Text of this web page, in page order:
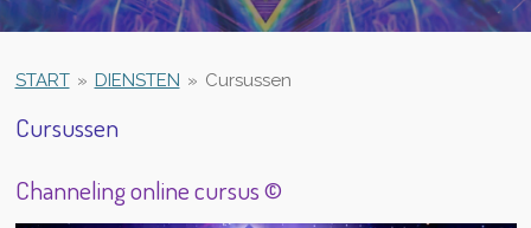
START » DIENSTEN » Cursussen
Cursussen
Channeling online cursus ©